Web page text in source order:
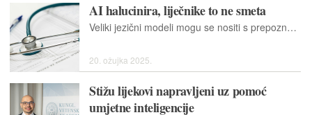
AI halucinira, liječnike to ne smeta
Veliki jezični modeli mogu se nositi s prepoznavanjem uzoraka i dijagnostičkim zaključivanjem unutar medicinskih izvješća o slučajevima, ali se bore s drugim zadacima.
20. ožujka 2025.
Stižu lijekovi napravljeni uz pomoć
umjetne inteligencije